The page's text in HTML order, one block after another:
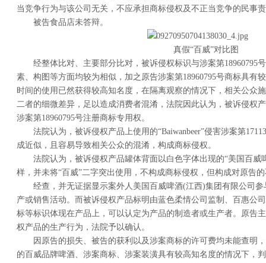
当竞争行为与该公司无关，不应承担商标侵权及不正当竞争的民事
被告食品店未答辩。
真假“百威”对比图
经整体比对、主要部分比对，被诉侵权标识与涉案第18960795
素、构图等方面均较为相似，加之原告涉案第18960795号商标具有
时间的使用已然获得较高知名度，在隔离观察的情况下，相关公众
二者的细微差异，足以造成消费者混淆，法院因此认为，被诉侵权
涉案第18960795号注册商标专用权。
法院认为，被诉侵权产品上使用的“Baiwanbeer”侵害涉案第
成近似，且容易导致相关公众的混淆，构成商标侵权。
法院认为，被诉侵权产品罐体背面以白色字体出现的“美国百威
样，并未将“百威”二字突出使用，不构成商标侵权，但构成对原告
经查，并无证据显示案外人美国百威啤酒(江西)集团有限公司
产或销售活动。而被诉侵权产品标明由蓝色柔情公司监制、百惠公
标等标识体现在产品上，可以认定为产品的制造者或生产者。原告
权产品的生产行为，法院予以确认。
因原告的损失、被告的获利以及涉案商标的许可费均未能查明
的百威品牌啤酒、涉案商标、涉案装潢具有较高知名度的情况下，